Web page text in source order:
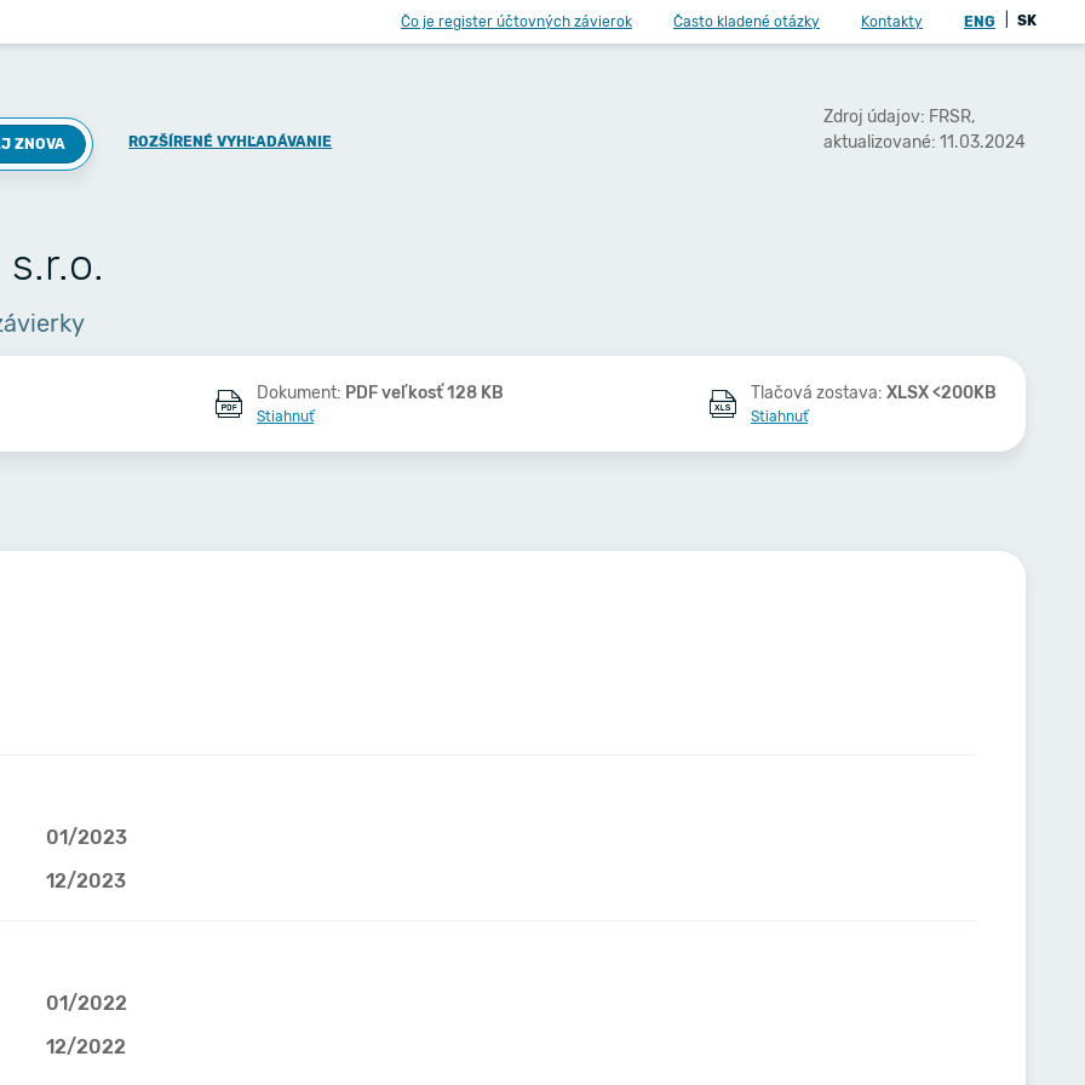
Čo je register účtovných závierok Často kladené otázky Kontakty ENG SK
ZNOVA ROZŠÍRENÉ VYHĽADÁVANIE
Zdroj údajov: FRSR,
aktualizované: 11.03.2024
s.r.o.
Dokument: PDF veľkosť 128 KB
Stiahnuť
Tlačová zostava: XLSX <200KB
Stiahnuť
01/2023
12/2023
01/2022
12/2022